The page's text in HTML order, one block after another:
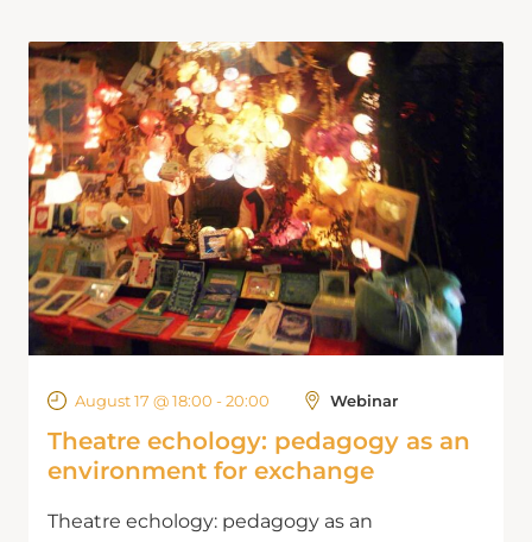
Theatre echology: pedagogy as an
environment for exchange
August 17 @ 18:00 -20:00 Webinar
Theatre echology: pedagogy as an